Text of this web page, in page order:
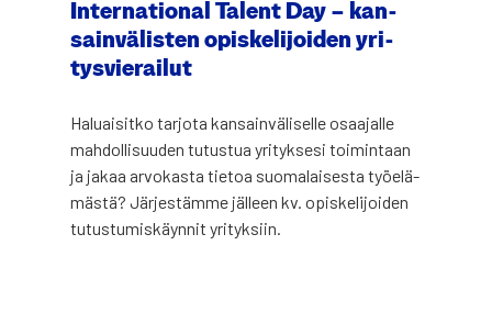
Inter­na­tio­nal Talent Day – kan­
sain­vä­lis­ten opis­ke­li­joi­den yri­
tys­vie­rai­lut
Haluai­sit­ko tar­jo­ta kan­sain­vä­li­sel­le osaa­jal­le
mah­dol­li­suu­den tutus­tua yri­tyk­se­si toi­min­taan
ja jakaa arvo­kas­ta tie­toa suo­ma­lai­ses­ta työ­elä­
mäs­tä? Jär­jes­täm­me jäl­leen kv. opis­ke­li­joi­den
tutus­tu­mis­käyn­nit yri­tyk­siin.